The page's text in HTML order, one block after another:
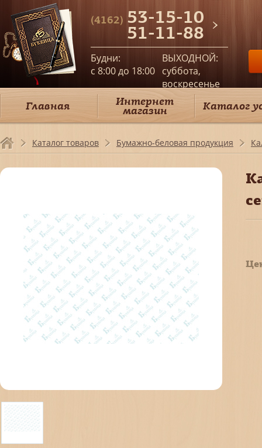
(4162) 53-15-10
51-11-88
Будни:
c 8:00 до 18:00
ВЫХОДНОЙ:
суббота,
воскресенье
Главная Интернет
магазин Каталог
Каталог товаров Бумажно-беловая продукция